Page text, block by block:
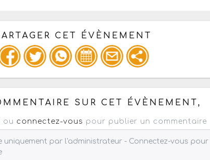
CET ÉVÈNEMENT
ci-dessous pour un : mail / forum / réseau social
SUR CET ÉVÈNEMENT,
ou connectez-vous pour publier un commentaire